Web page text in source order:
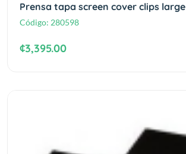
Prensa tapa screen cover clips large
Código: 280598
¢3,395.00